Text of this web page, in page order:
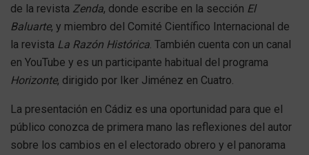
de la revista Zenda, donde escribe en la sección El
Baluarte, y miembro del Comité Científico Internacional de
la revista La Razón Histórica . También cuenta con un canal
en YouTube y es un participante habitual del programa
Horizonte, dirigido por Iker Jiménez en Cuatro.
La presentación en Cádiz es una oportunidad para que el
público conozca de primera mano las reflexiones del autor
sobre los cambios en el electorado obrero y el panorama